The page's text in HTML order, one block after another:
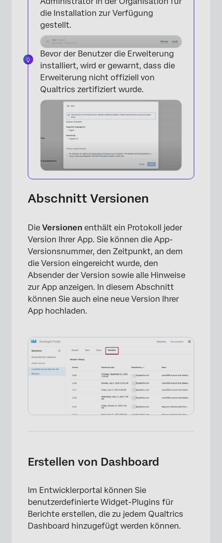
×
die Installation zur Verfügung
gestellt.
×
Bevor der Benutzer die Erweiterung
installiert, wird er gewarnt, dass die
Erweiterung nicht offiziell von
Qualtrics zertifiziert wurde.
Abschnitt Versionen
Die Versionen enthält ein Protokoll jeder
Version Ihrer App. Sie können die App-
Versionsnummer, den Zeitpunkt, an dem
die Version eingereicht wurde, den
Absender der Version sowie alle Hinweise
zur App anzeigen. In diesem Abschnitt
können Sie auch eine neue Version Ihrer
App hochladen.
Erstellen von Dashboard
Im Entwicklerportal können Sie
benutzerdefinierte Widget-Plugins für
Berichte erstellen, die zu jedem Qualtrics
Dashboard hinzugefügt werden können.